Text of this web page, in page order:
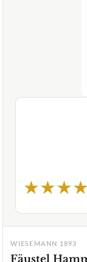
★★★★
WIESEMANN 1893